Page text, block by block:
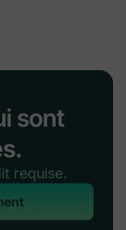
sont
requise.